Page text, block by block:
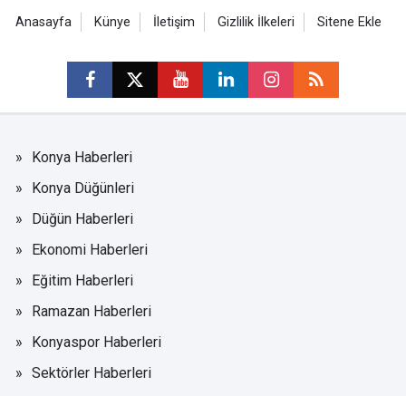
Anasayfa Künye İletişim Gizlilik İlkeleri Sitene Ekle
Konya Haberleri
Konya Düğünleri
Düğün Haberleri
Ekonomi Haberleri
Eğitim Haberleri
Ramazan Haberleri
Konyaspor Haberleri
Sektörler Haberleri